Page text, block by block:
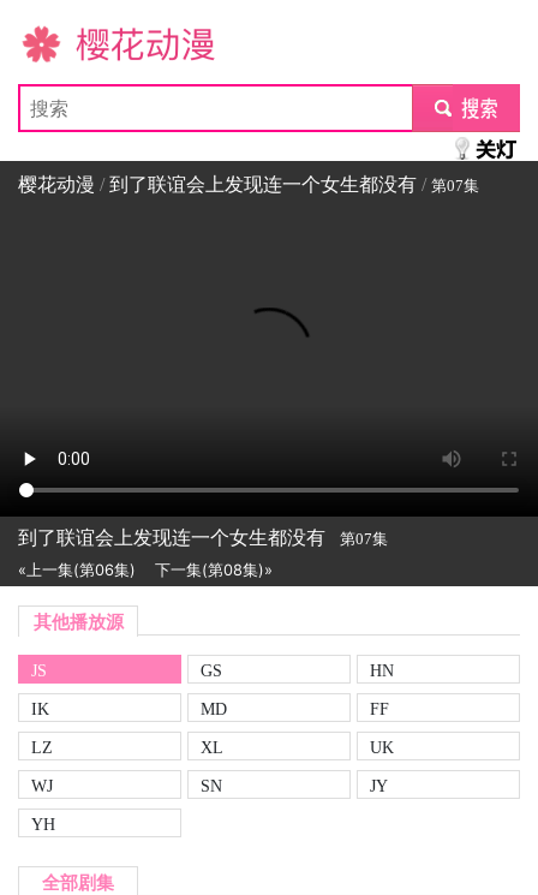
樱花动漫
submit
樱花动漫 /到了联谊会上发现连一个女生都没有 / 第07集
到了联谊会上发现连一个女生都没有 第07集
«上一集(第06集) 下一集(第08集)»
其他播放源
JS GS
HN
IK
MD
FF
LZ
XL
UK
WJ
SN
JY
YH
全部剧集